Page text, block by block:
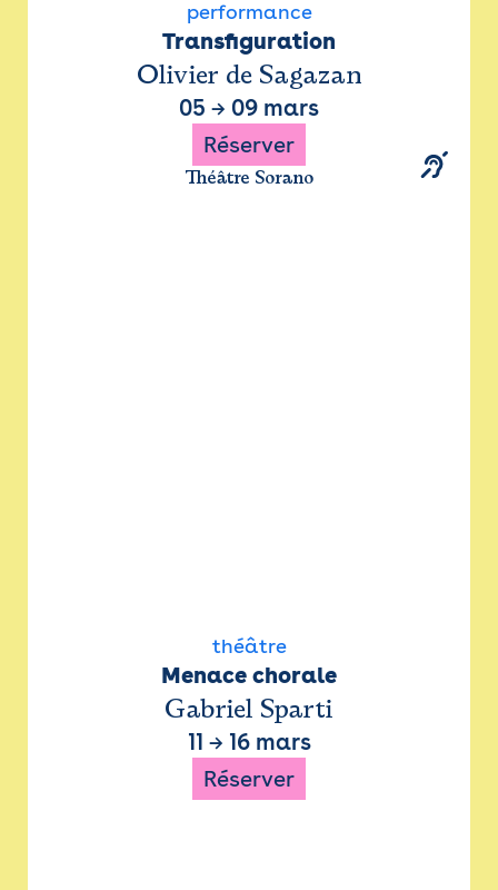
performance
Transfiguration
Olivier de Sagazan
05 → 09 mars
Réserver
Théâtre Sorano
théâtre
Menace chorale
Gabriel Sparti
11 → 16 mars
Réserver